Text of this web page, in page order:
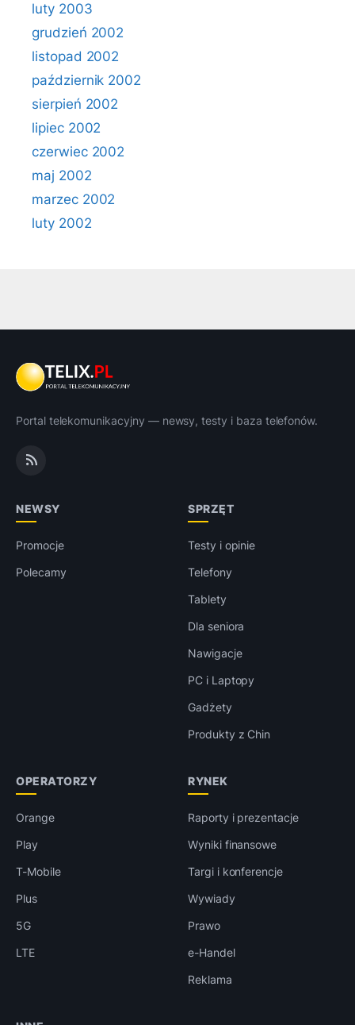
luty 2003
grudzień 2002
listopad 2002
październik 2002
sierpień 2002
lipiec 2002
czerwiec 2002
maj 2002
marzec 2002
luty 2002
Portal telekomunikacyjny — newsy, testy i baza telefonów.
NEWSY
Promocje
Polecamy
SPRZĘT
Testy i opinie
Telefony
Tablety
Dla seniora
Nawigacje
PC i Laptopy
Gadżety
Produkty z Chin
OPERATORZY
Orange
Play
T-Mobile
Plus
5G
LTE
RYNEK
Raporty i prezentacje
Wyniki finansowe
Targi i konferencje
Wywiady
Prawo
e-Handel
Reklama